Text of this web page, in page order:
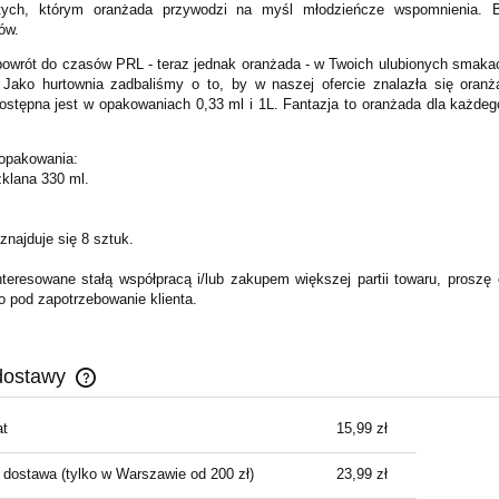
którym oranżada przywodzi na myśl młodzieńcze wspomnienia.
do czasów PRL - teraz jednak oranżada - w Twoich ulubionych
Jako hurtownia zadbaliśmy o to, by w naszej ofercie znalazła się
jest w opakowaniach 0,33 ml i 1L. Fantazja to oranżada dla
330 ml.
się 8 sztuk.
stałą współpracą i/lub zakupem większej partii towaru,
pod zapotrzebowanie klienta.
Cena nie zawiera ewentualnych kosztów
płatności
15,99 zł
dostawa(tylko w Warszawie od 200 zł) 23,99 zł